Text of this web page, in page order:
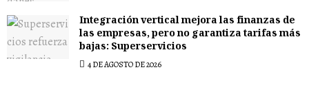
Integración vertical mejora las finanzas de
las empresas, pero no garantiza tarifas más
bajas: Superservicios
4 DE AGOSTO DE 2026